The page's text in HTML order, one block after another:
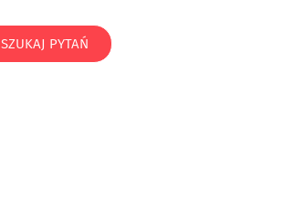
SZUKAJ PYTAŃ